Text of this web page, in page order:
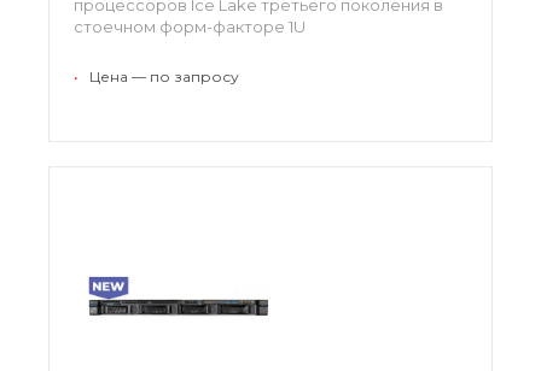
процессоров Ice Lake третьего поколения в
стоечном форм-факторе 1U
• Цена — по запросу